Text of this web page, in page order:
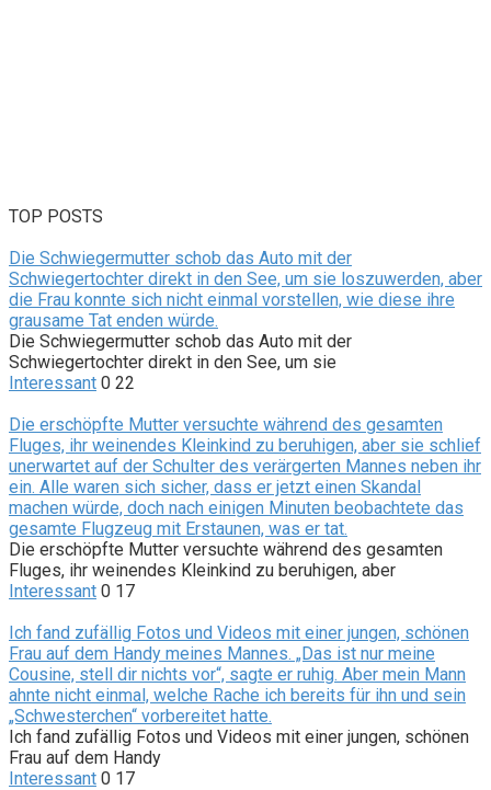
TOP POSTS
Die Schwiegermutter schob das Auto mit der
Schwiegertochter direkt in den See, um sie loszuwerden, aber
die Frau konnte sich nicht einmal vorstellen, wie diese ihre
grausame Tat enden würde.
Die Schwiegermutter schob das Auto mit der
Schwiegertochter direkt in den See, um sie
Interessant 0 22
Die erschöpfte Mutter versuchte während des gesamten
Fluges, ihr weinendes Kleinkind zu beruhigen, aber sie schlief
unerwartet auf der Schulter des verärgerten Mannes neben ihr
ein. Alle waren sich sicher, dass er jetzt einen Skandal
machen würde, doch nach einigen Minuten beobachtete das
gesamte Flugzeug mit Erstaunen, was er tat.
Die erschöpfte Mutter versuchte während des gesamten
Fluges, ihr weinendes Kleinkind zu beruhigen, aber
Interessant 0 17
Ich fand zufällig Fotos und Videos mit einer jungen, schönen
Frau auf dem Handy meines Mannes. „Das ist nur meine
Cousine, stell dir nichts vor“, sagte er ruhig. Aber mein Mann
ahnte nicht einmal, welche Rache ich bereits für ihn und sein
„Schwesterchen“ vorbereitet hatte.
Ich fand zufällig Fotos und Videos mit einer jungen, schönen
Frau auf dem Handy
Interessant 0 17